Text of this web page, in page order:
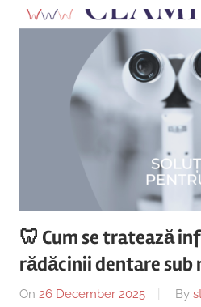
🦷 Cum se tratează
rădăcinii dentare sub
On 26 December 2025 By